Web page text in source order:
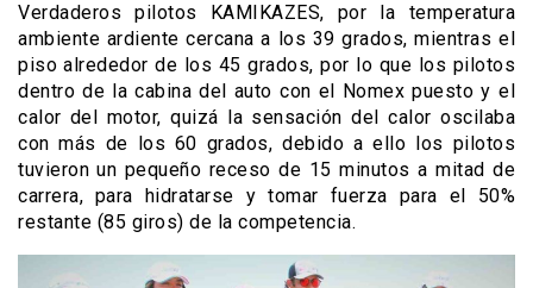
Verdaderos pilotos KAMIKAZES, por la temperatura
ambiente ardiente cercana a los 39 grados, mientras el
piso alrededor de los 45 grados, por lo que los pilotos
dentro de la cabina del auto con el Nomex puesto y el
calor del motor, quizá la sensación del calor oscilaba
con más de los 60 grados, debido a ello los pilotos
tuvieron un pequeño receso de 15 minutos a mitad de
carrera, para hidratarse y tomar fuerza para el 50%
restante (85 giros) de la competencia.